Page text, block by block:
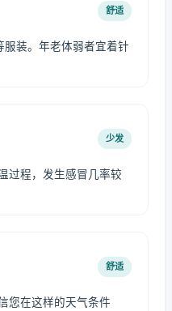
舒适
装。年老体弱者宜着针
少发
过程，发生感冒几率较
舒适
您在这样的天气条件